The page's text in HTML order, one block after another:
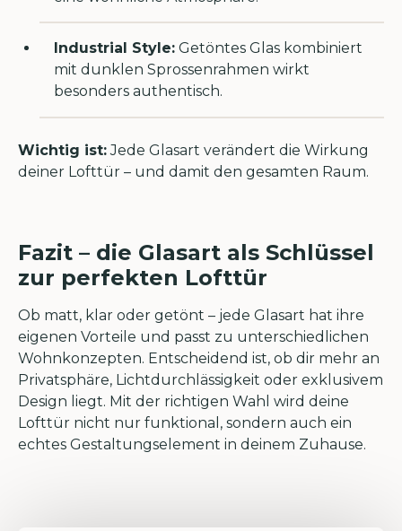
Industrial Style: Getöntes Glas kombiniert
mit dunklen Sprossenrahmen wirkt
besonders authentisch.
Wichtig ist:Jede Glasart verändert die Wirkung
deiner Lofttür – und damit den gesamten Raum.
Fazit – die Glasart als Schlüssel
zur perfekten Lofttür
Ob matt, klar oder getönt – jede Glasart hat ihre
eigenen Vorteile und passt zu unterschiedlichen
Wohnkonzepten. Entscheidend ist, ob dir mehr an
Privatsphäre, Lichtdurchlässigkeit oder exklusivem
Design liegt. Mit der richtigen Wahl wird deine
Lofttür nicht nur funktional, sondern auch ein
echtes Gestaltungselement in deinem Zuhause.